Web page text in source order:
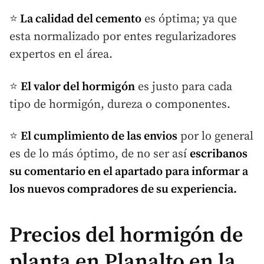
⭐ La calidad del cemento es óptima; ya que
esta normalizado por entes regularizadores
expertos en el área.
⭐ El valor del hormigón es justo para cada
tipo de hormigón, dureza o componentes.
⭐ El cumplimiento de las envios por lo general
es de lo más óptimo, de no ser así escribanos
su comentario en el apartado para informar a
los nuevos compradores de su experiencia.
Precios del hormigón de